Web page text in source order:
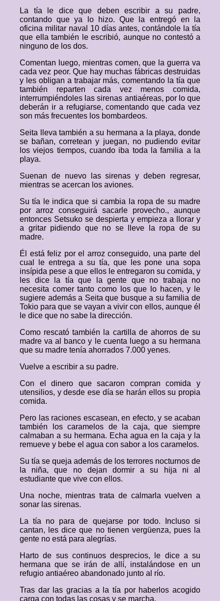
La tía le dice que deben escribir a su padre,
contando que ya lo hizo. Que la entregó en la
oficina militar naval 10 días antes, contándole la tía
que ella también le escribió, aunque no contestó a
ninguno de los dos.
Comentan luego, mientras comen, que la guerra va
cada vez peor. Que hay muchas fábricas destruidas
y les obligan a trabajar más, comentando la tía que
también reparten cada vez menos comida,
interrumpiéndoles las sirenas antiaéreas, por lo que
deberán ir a refugiarse, comentando que cada vez
son más frecuentes los bombardeos.
Seita lleva también a su hermana a la playa, donde
se bañan, corretean y juegan, no pudiendo evitar
los viejos tiempos, cuando iba toda la familia a la
playa.
Suenan de nuevo las sirenas y deben regresar,
mientras se acercan los aviones.
Su tía le indica que si cambia la ropa de su madre
por arroz conseguirá sacarle provecho., aunque
entonces Setsuko se despierta y empieza a llorar y
a gritar pidiendo que no se lleve la ropa de su
madre.
Él está feliz por el arroz conseguido, una parte del
cual le entrega a su tía, que les pone una sopa
insípida pese a que ellos le entregaron su comida, y
les dice la tía que la gente que no trabaja no
necesita comer tanto como los que lo hacen, y le
sugiere además a Seita que busque a su familia de
Tokio para que se vayan a vivir con ellos, aunque él
le dice que no sabe la dirección.
Como rescató también la cartilla de ahorros de su
madre va al banco y le cuenta luego a su hermana
que su madre tenía ahorrados 7.000 yenes.
Vuelve a escribir a su padre.
Con el dinero que sacaron compran comida y
utensilios, y desde ese día se harán ellos su propia
comida.
Pero las raciones escasean, en efecto, y se acaban
también los caramelos de la caja, que siempre
calmaban a su hermana. Echa agua en la caja y la
remueve y bebe el agua con sabor a los caramelos.
Su tía se queja además de los terrores nocturnos de
la niña, que no dejan dormir a su hija ni al
estudiante que vive con ellos.
Una noche, mientras trata de calmarla vuelven a
sonar las sirenas.
La tía no para de quejarse por todo. Incluso si
cantan, les dice que no tienen vergüenza, pues la
gente no está para alegrías.
Harto de sus continuos desprecios, le dice a su
hermana que se irán de allí, instalándose en un
refugio antiaéreo abandonado junto al río.
Tras dar las gracias a la tía por haberlos acogido
carga con todas las cosas y se marcha.